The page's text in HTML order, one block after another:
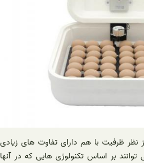
ظرفیت با هم دارای تفاوت های زیادی
بر اساس تکنولوژی هایی که در آنها